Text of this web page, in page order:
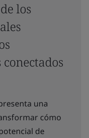
los
una
cómo
de